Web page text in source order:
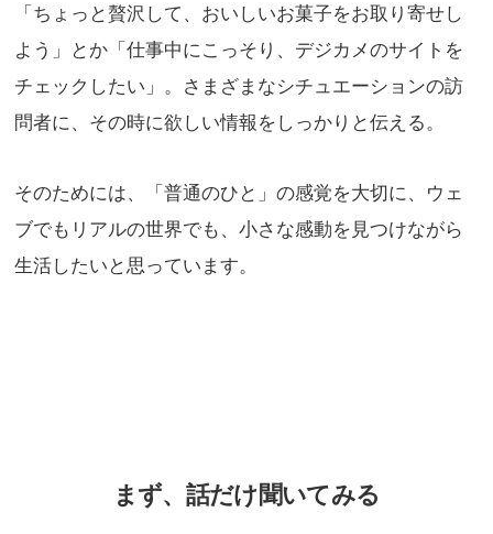
「ちょっと贅沢して、おいしいお菓子をお取り寄せし
よう」とか「仕事中にこっそり、デジカメのサイトを
チェックしたい」。さまざまなシチュエーションの訪
問者に、その時に欲しい情報をしっかりと伝える。
そのためには、「普通のひと」の感覚を大切に、ウェ
ブでもリアルの世界でも、小さな感動を見つけながら
生活したいと思っています。
まず、話だけ聞いてみる